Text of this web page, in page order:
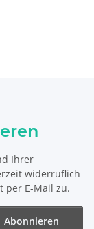
Ihrer
widerruflich
per E-Mail zu.
Abonnieren